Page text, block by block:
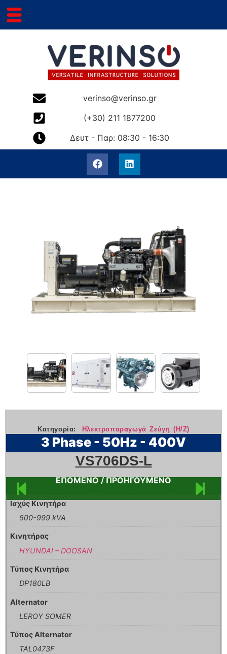
verinso@verinso.gr
(+30) 211 1877200
Δευτ - Παρ: 08:30 - 16:30
Κατηγορία: Ηλεκτροπαραγωγά Ζεύγη (Η/Ζ)
3 Phase - 50Hz - 400V
VS706DS-L
ΕΠΟΜΕΝΟ / ΠΡΟΗΓΟΥΜΕΝΟ
Ισχύς Κινητήρα
500-999 kVA
Κινητήρας
HYUNDAI – DOOSAN
Τύπος Κινητήρα
DP180LB
Alternator
LEROY SOMER
Τύπος Alternator
TAL0473F